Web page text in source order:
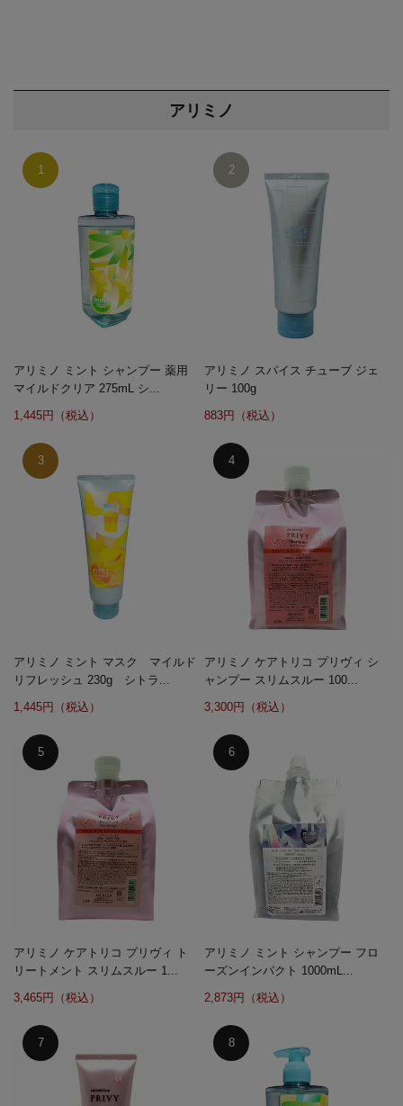
アリミノ
アリミノ ミント シャンプー 薬用
マイルドクリア 275mL シ...
1,445円（税込）
アリミノ スパイス チューブ ジェ
リー 100g
883円（税込）
アリミノ ミント マスク マイルド
リフレッシュ 230g シトラ...
1,445円（税込）
アリミノ ケアトリコ プリヴィ シ
ャンプー スリムスルー 100...
3,300円（税込）
アリミノ ケアトリコ プリヴィ ト
リートメント スリムスルー 1...
3,465円（税込）
アリミノ ミント シャンプー フロ
ーズンインパクト 1000mL...
2,873円（税込）